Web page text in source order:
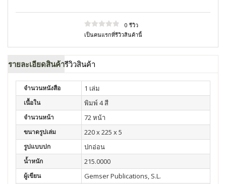
0 รีวิว
เป็นคนแรกที่รีวิวสินค้านี้
รายละเอียดสินค้ารีวิวสินค้า
จำนวนหนังสือ 1 เล่ม
เนื้อใน พิมพ์ 4 สี
จำนวนหน้า 72 หน้า
ขนาดรูปเล่ม 220 x 225 x 5
รูปแบบปก ปกอ่อน
น้ำหนัก 215.0000
ผู้เขียน Gemser Publications, S.L.